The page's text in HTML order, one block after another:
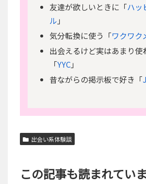
友達が欲しいときに「ハッ
ル 」
気分転換に使う「ワクワク
出会えるけど実はあまり使
「YYC」
昔ながらの掲示板で好き「
出会い系体験談
この記事も読まれてい